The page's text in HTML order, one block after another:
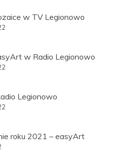
w TV Legionowo
w Radio Legionowo
Legionowo
roku 2021 – easyArt